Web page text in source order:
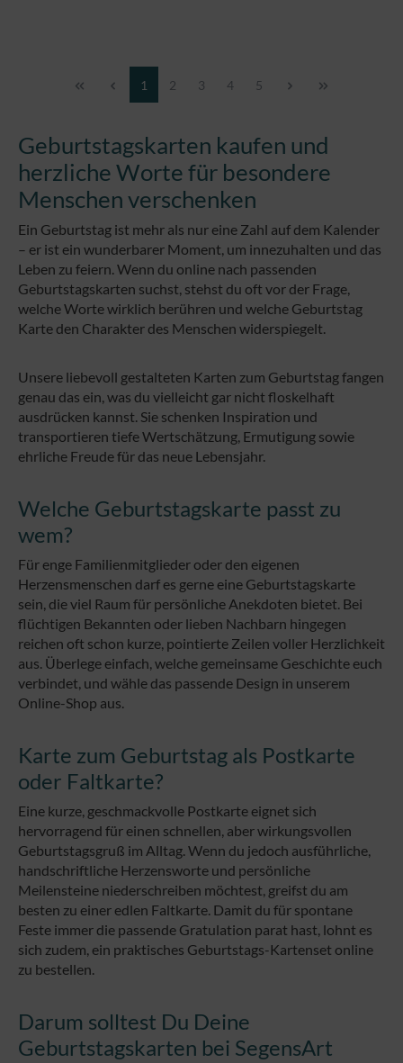
Seite
1 Seite
2 Seite
3 Seite
4 Seite
5
Geburtstagskarten kaufen und
herzliche Worte für besondere
Menschen verschenken
Ein Geburtstag ist mehr als nur eine Zahl auf dem Kalender
– er ist ein wunderbarer Moment, um innezuhalten und das
Leben zu feiern. Wenn du online nach passenden
Geburtstagskarten suchst, stehst du oft vor der Frage,
welche Worte wirklich berühren und welche Geburtstag
Karte den Charakter des Menschen widerspiegelt.
Unsere liebevoll gestalteten Karten zum Geburtstag fangen
genau das ein, was du vielleicht gar nicht floskelhaft
ausdrücken kannst. Sie schenken Inspiration und
transportieren tiefe Wertschätzung, Ermutigung sowie
ehrliche Freude für das neue Lebensjahr.
Welche Geburtstagskarte passt zu
wem?
Für enge Familienmitglieder oder den eigenen
Herzensmenschen darf es gerne eine Geburtstagskarte
sein, die viel Raum für persönliche Anekdoten bietet. Bei
flüchtigen Bekannten oder lieben Nachbarn hingegen
reichen oft schon kurze, pointierte Zeilen voller Herzlichkeit
aus. Überlege einfach, welche gemeinsame Geschichte euch
verbindet, und wähle das passende Design in unserem
Online-Shop aus.
Karte zum Geburtstag als Postkarte
oder Faltkarte?
Eine kurze, geschmackvolle Postkarte eignet sich
hervorragend für einen schnellen, aber wirkungsvollen
Geburtstagsgruß im Alltag. Wenn du jedoch ausführliche,
handschriftliche Herzensworte und persönliche
Meilensteine niederschreiben möchtest, greifst du am
besten zu einer edlen Faltkarte. Damit du für spontane
Feste immer die passende Gratulation parat hast, lohnt es
sich zudem, ein praktisches Geburtstags-Kartenset online
zu bestellen.
Darum solltest Du Deine
Geburtstagskarten bei SegensArt